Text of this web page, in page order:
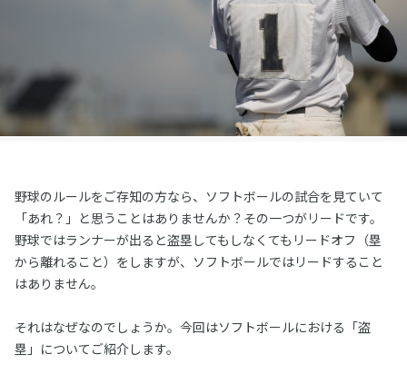
野球のルールをご存知の方なら、ソフトボールの試合を見ていて
「あれ？」と思うことはありませんか？その一つがリードです。
野球ではランナーが出ると盗塁してもしなくてもリードオフ（塁
から離れること）をしますが、ソフトボールではリードすること
はありません。
それはなぜなのでしょうか。今回はソフトボールにおける「盗
塁」についてご紹介します。